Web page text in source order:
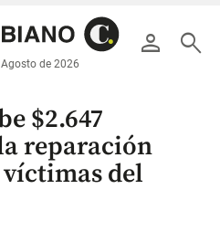
person search
Agosto de 2026
$2.647
reparación
del